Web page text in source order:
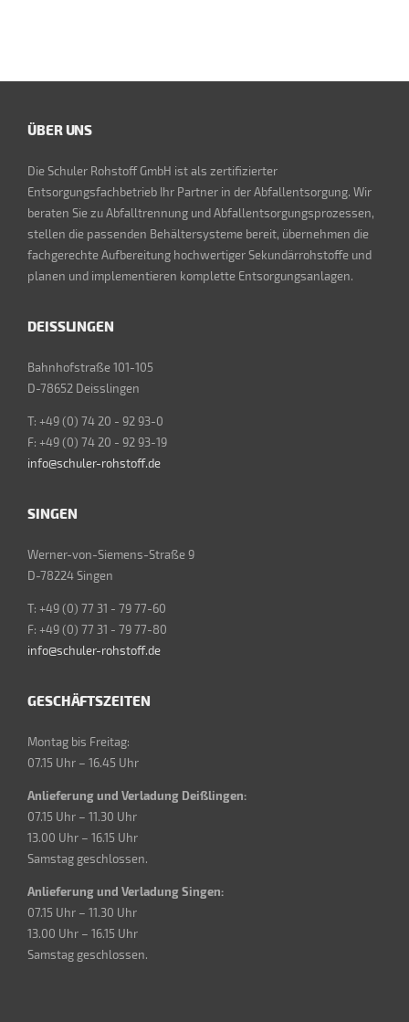
ÜBER UNS
Die Schuler Rohstoff GmbH ist als zertifizierter
Entsorgungsfachbetrieb Ihr Partner in der Abfallentsorgung. Wir
beraten Sie zu Abfalltrennung und Abfallentsorgungsprozessen,
stellen die passenden Behältersysteme bereit, übernehmen die
fachgerechte Aufbereitung hochwertiger Sekundärrohstoffe und
planen und implementieren komplette Entsorgungsanlagen.
DEISSLINGEN
Bahnhofstraße 101-105
D-78652 Deisslingen
T: +49 (0) 74 20 - 92 93-0
F: +49 (0) 74 20 - 92 93-19
info@schuler-rohstoff.de
SINGEN
Werner-von-Siemens-Straße 9
D-78224 Singen
T: +49 (0) 77 31 - 79 77-60
F: +49 (0) 77 31 - 79 77-80
info@schuler-rohstoff.de
GESCHÄFTSZEITEN
Montag bis Freitag:
07.15 Uhr – 16.45 Uhr
Anlieferung und Verladung Deißlingen:
07.15 Uhr – 11.30 Uhr
13.00 Uhr – 16.15 Uhr
Samstag geschlossen.
Anlieferung und Verladung Singen:
07.15 Uhr – 11.30 Uhr
13.00 Uhr – 16.15 Uhr
Samstag geschlossen.